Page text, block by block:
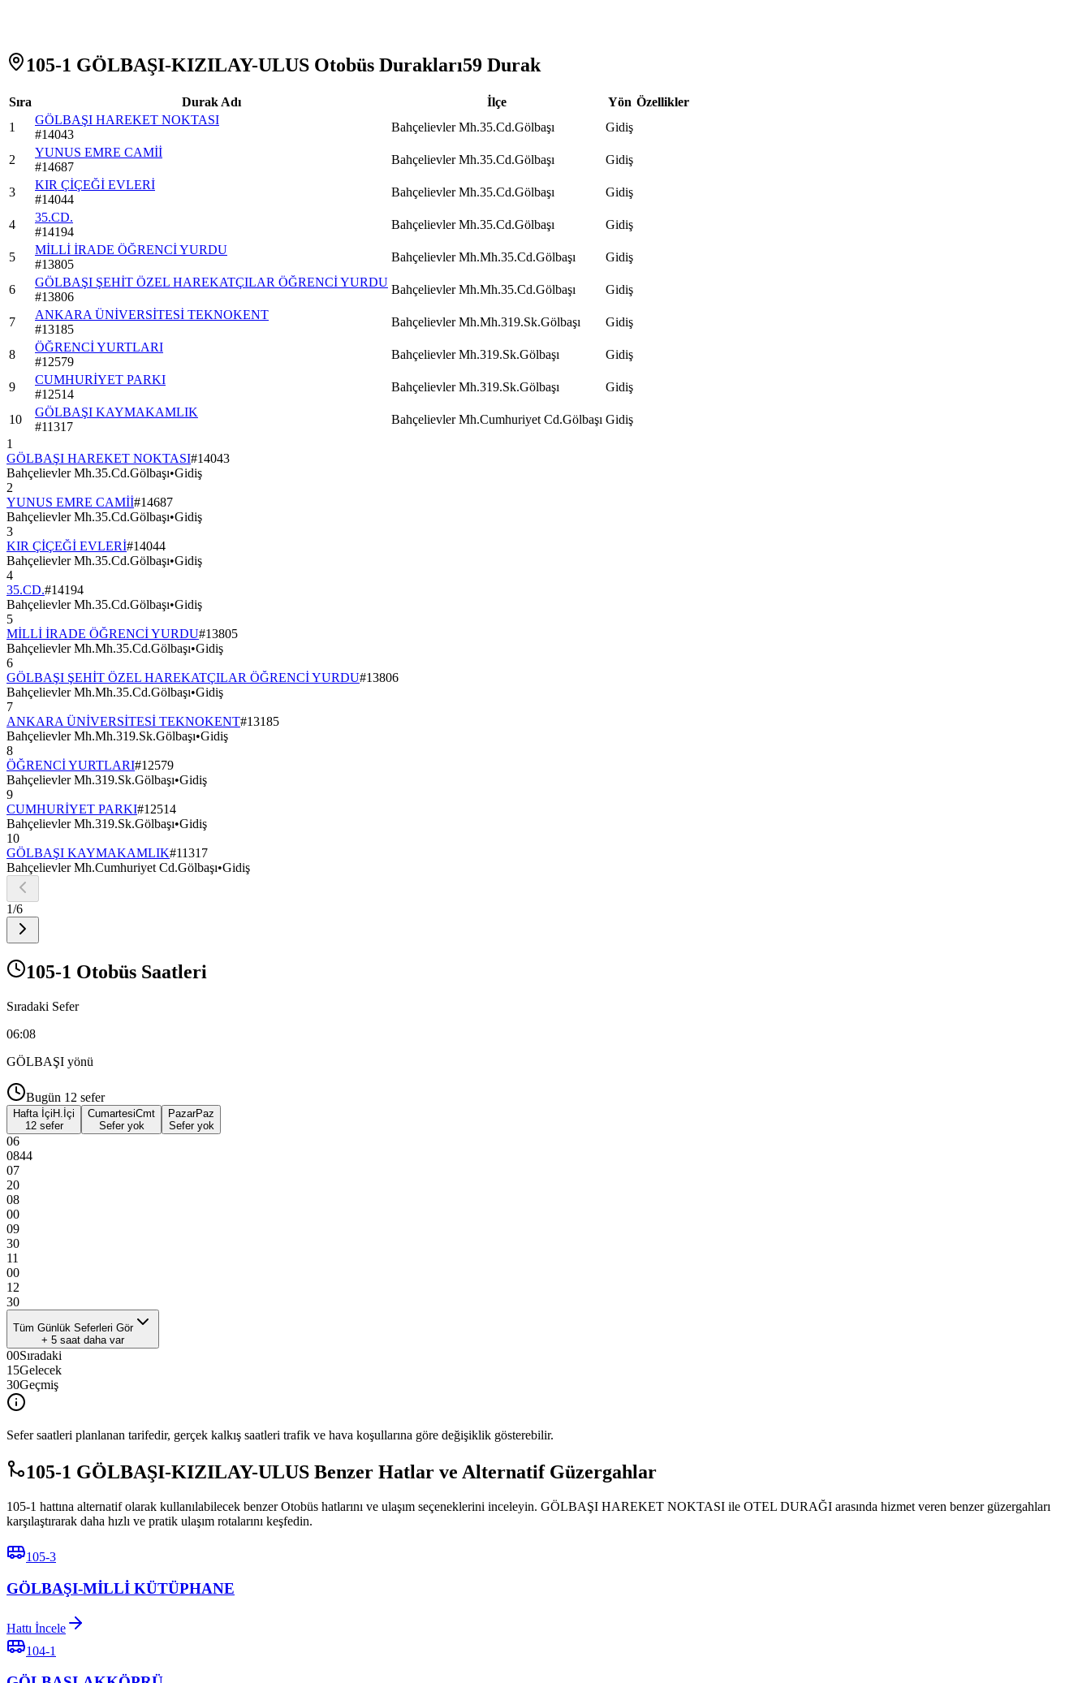
105-1 GÖLBAŞI-KIZILAY-ULUS Otobüs Durakları59 Durak
Sıra Durak Adı İlçe Yön Özellikler
1
GÖLBAŞI HAREKET NOKTASI
#14043
Bahçelievler Mh.35.Cd.Gölbaşı Gidiş
2
YUNUS EMRE CAMİİ
#14687
Bahçelievler Mh.35.Cd.Gölbaşı Gidiş
3
KIR ÇİÇEĞİ EVLERİ
#14044
Bahçelievler Mh.35.Cd.Gölbaşı Gidiş
4
35.CD.
#14194
Bahçelievler Mh.35.Cd.Gölbaşı Gidiş
5
MİLLİ İRADE ÖĞRENCİ YURDU
#13805
Bahçelievler Mh.Mh.35.Cd.Gölbaşı Gidiş
6
GÖLBAŞI ŞEHİT ÖZEL HAREKATÇILAR ÖĞRENCİ YURDU
#13806
Bahçelievler Mh.Mh.35.Cd.Gölbaşı Gidiş
7
ANKARA ÜNİVERSİTESİ TEKNOKENT
#13185
Bahçelievler Mh.Mh.319.Sk.Gölbaşı Gidiş
8
ÖĞRENCİ YURTLARI
#12579
Bahçelievler Mh.319.Sk.Gölbaşı Gidiş
9
CUMHURİYET PARKI
#12514
Bahçelievler Mh.319.Sk.Gölbaşı Gidiş
10
GÖLBAŞI KAYMAKAMLIK
#11317
Bahçelievler Mh.Cumhuriyet Cd.Gölbaşı Gidiş
1
GÖLBAŞI HAREKET NOKTASI#14043
Bahçelievler Mh.35.Cd.Gölbaşı•Gidiş
2
YUNUS EMRE CAMİİ#14687
Bahçelievler Mh.35.Cd.Gölbaşı•Gidiş
3
KIR ÇİÇEĞİ EVLERİ#14044
Bahçelievler Mh.35.Cd.Gölbaşı•Gidiş
4
35.CD.#14194
Bahçelievler Mh.35.Cd.Gölbaşı•Gidiş
5
MİLLİ İRADE ÖĞRENCİ YURDU#13805
Bahçelievler Mh.Mh.35.Cd.Gölbaşı•Gidiş
6
GÖLBAŞI ŞEHİT ÖZEL HAREKATÇILAR ÖĞRENCİ YURDU#13806
Bahçelievler Mh.Mh.35.Cd.Gölbaşı•Gidiş
7
ANKARA ÜNİVERSİTESİ TEKNOKENT#13185
Bahçelievler Mh.Mh.319.Sk.Gölbaşı•Gidiş
8
ÖĞRENCİ YURTLARI#12579
Bahçelievler Mh.319.Sk.Gölbaşı•Gidiş
9
CUMHURİYET PARKI#12514
Bahçelievler Mh.319.Sk.Gölbaşı•Gidiş
10
GÖLBAŞI KAYMAKAMLIK#11317
Bahçelievler Mh.Cumhuriyet Cd.Gölbaşı•Gidiş
1/6
105-1 Otobüs Saatleri
Sıradaki Sefer
06:08
GÖLBAŞI yönü
Bugün 12 sefer
Hafta İçi H.İçi
12 sefer
CumartesiCmt
Sefer yok
PazarPaz
Sefer yok
06
0844
07
20
08
00
09
30
11
00
12
30
Tüm Günlük Seferleri Gör
+ 5 saat daha var
00Sıradaki
15Gelecek
30Geçmiş
Sefer saatleri planlanan tarifedir, gerçek kalkış saatleri trafik ve hava koşullarına göre değişiklik gösterebilir.
105-1 GÖLBAŞI-KIZILAY-ULUS Benzer Hatlar ve Alternatif Güzergahlar
105-1 hattına alternatif olarak kullanılabilecek benzer Otobüs hatlarını ve ulaşım seçeneklerini inceleyin. GÖLBAŞI HAREKET NOKTASI ile OTEL DURAĞI arasında hizmet veren benzer güzergahları
karşılaştırarak daha hızlı ve pratik ulaşım rotalarını keşfedin.
105-3
GÖLBAŞI-MİLLİ KÜTÜPHANE
Hattı İncele
104-1